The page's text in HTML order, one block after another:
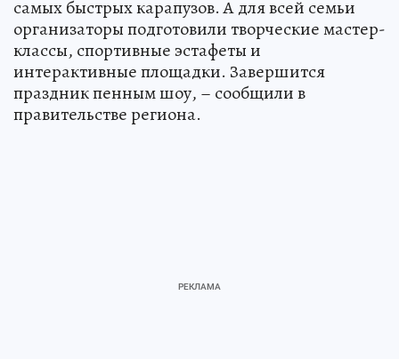
самых быстрых карапузов. А для всей семьи
организаторы подготовили творческие мастер-
классы, спортивные эстафеты и
интерактивные площадки. Завершится
праздник пенным шоу, – сообщили в
правительстве региона.